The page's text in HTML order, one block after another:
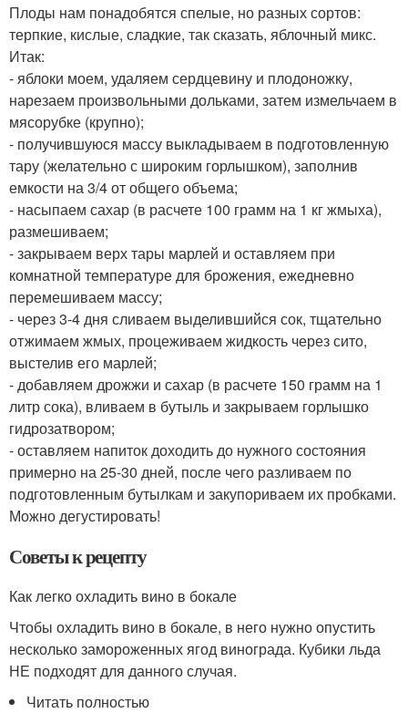
Плоды нам понадобятся спелые, но разных сортов:
терпкие, кислые, сладкие, так сказать, яблочный микс.
Итак:
- яблоки моем, удаляем сердцевину и плодоножку,
нарезаем произвольными дольками, затем измельчаем в
мясорубке (крупно);
- получившуюся массу выкладываем в подготовленную
тару (желательно с широким горлышком), заполнив
емкости на 3/4 от общего объема;
- насыпаем сахар (в расчете 100 грамм на 1 кг жмыха),
размешиваем;
- закрываем верх тары марлей и оставляем при
комнатной температуре для брожения, ежедневно
перемешиваем массу;
- через 3-4 дня сливаем выделившийся сок, тщательно
отжимаем жмых, процеживаем жидкость через сито,
выстелив его марлей;
- добавляем дрожжи и сахар (в расчете 150 грамм на 1
литр сока), вливаем в бутыль и закрываем горлышко
гидрозатвором;
- оставляем напиток доходить до нужного состояния
примерно на 25-30 дней, после чего разливаем по
подготовленным бутылкам и закупориваем их пробками.
Можно дегустировать!
Советы к рецепту
Как легко охладить вино в бокале
Чтобы охладить вино в бокале, в него нужно опустить
несколько замороженных ягод винограда. Кубики льда
НЕ подходят для данного случая.
Читать полностью